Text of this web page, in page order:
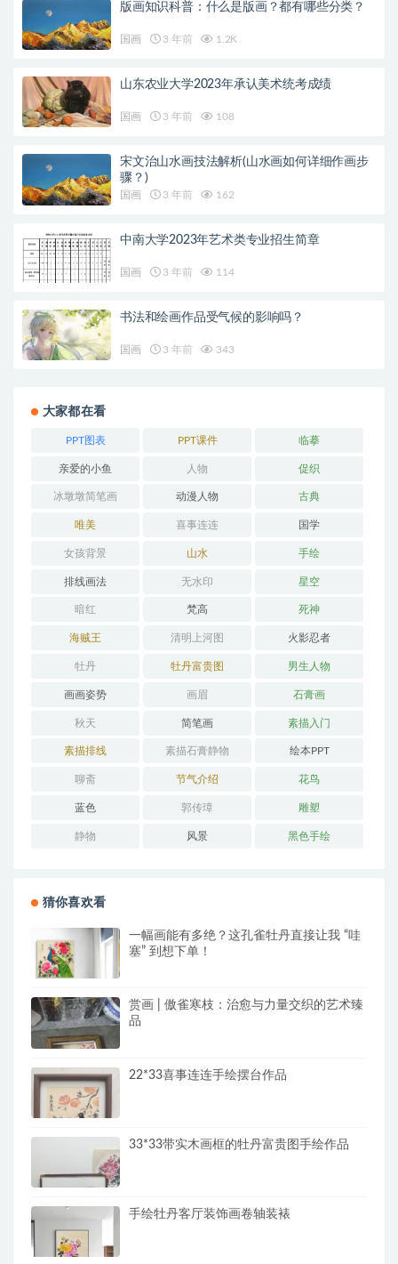
版画知识科普：什么是版画？都有哪些分类？
国画 3 年前 1.2K
山东农业大学2023年承认美术统考成绩
国画 3 年前 108
宋文治山水画技法解析(山水画如何详细作画步
骤？)
国画 3 年前 162
中南大学2023年艺术类专业招生简章
国画 3 年前 114
书法和绘画作品受气候的影响吗？
国画 3 年前 343
大家都在看
PPT图表 PPT课件 临摹
亲爱的小鱼 人物 促织
冰墩墩简笔画 动漫人物 古典
唯美 喜事连连 国学
女孩背景 山水 手绘
排线画法 无水印 星空
暗红 梵高 死神
海贼王 清明上河图 火影忍者
牡丹 牡丹富贵图 男生人物
画画姿势 画眉 石膏画
秋天 简笔画 素描入门
素描排线 素描石膏静物 绘本PPT
聊斋 节气介绍 花鸟
蓝色 郭传璋 雕塑
静物 风景 黑色手绘
猜你喜欢看
一幅画能有多绝？这孔雀牡丹直接让我 “哇
塞” 到想下单！
赏画 | 傲雀寒枝：治愈与力量交织的艺术臻
品
22*33喜事连连手绘摆台作品
33*33带实木画框的牡丹富贵图手绘作品
手绘牡丹客厅装饰画卷轴装裱